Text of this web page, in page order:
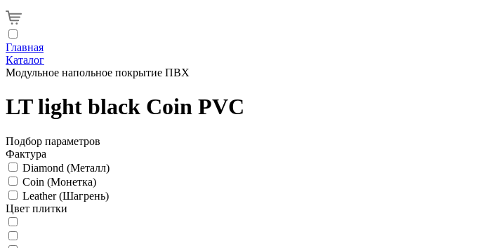
Главная
Каталог
Модульное напольное покрытие ПВХ
LT light black Coin PVC
Подбор параметров
Фактура
Diamond (Металл)
Coin (Монетка)
Leather (Шагрень)
Цвет плитки